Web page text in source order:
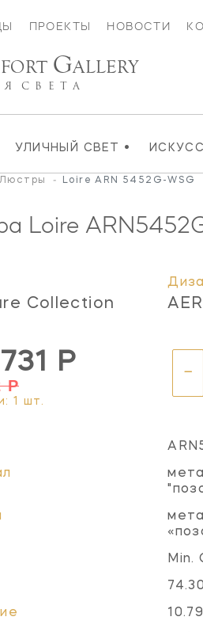
ПРОЕКТЫ НОВОСТИ
УЛИЧНЫЙ СВЕТ •
GALLERY
СВЕТА
Люстры - Loire ARN 5452G-WSG
Loire
Collection
Р
Р
1 шт.
Min.